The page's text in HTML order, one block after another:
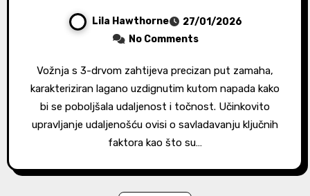
Lila Hawthorne
27/01/2026
No Comments
Vožnja s 3-drvom zahtijeva precizan put zamaha,
karakteriziran lagano uzdignutim kutom napada kako
bi se poboljšala udaljenost i točnost. Učinkovito
upravljanje udaljenošću ovisi o savladavanju ključnih
faktora kao što su…